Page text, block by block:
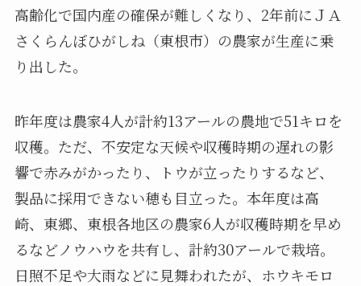
高齢化で国内産の確保が難しくなり、2年前にＪＡ
さくらんぼひがしね（東根市）の農家が生産に乗
り出した。
昨年度は農家4人が計約13アールの農地で51キロを
収穫。ただ、不安定な天候や収穫時期の遅れの影
響で赤みがかったり、トウが立ったりするなど、
製品に採用できない穂も目立った。本年度は高
崎、東郷、東根各地区の農家6人が収穫時期を早め
るなどノウハウを共有し、計約30アールで栽培。
日照不足や大雨などに見舞われたが、ホウキモロ